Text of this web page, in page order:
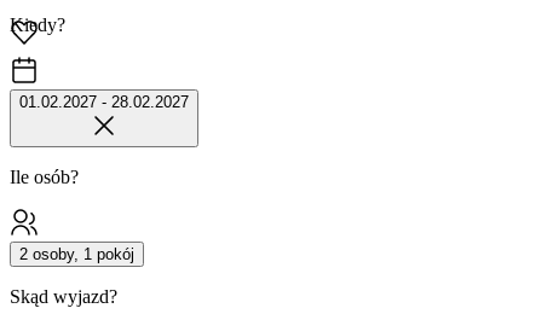
Kiedy?
01.02.2027 - 28.02.2027
Ile osób?
2 osoby, 1 pokój
Skąd wyjazd?